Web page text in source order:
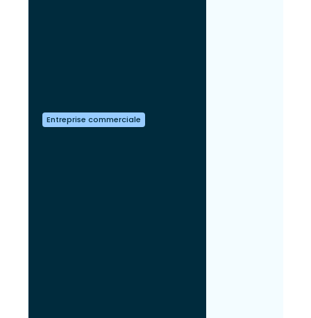
Entreprise commerciale